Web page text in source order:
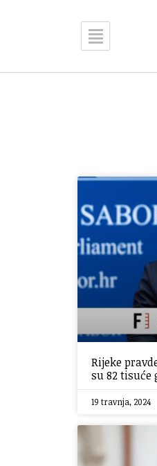
Rijeke
su 82 tisuće
19 travnja, 2024